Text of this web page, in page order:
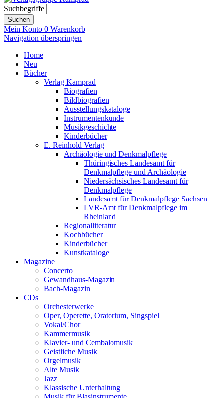
Suchbegriffe
Suchen
Mein Konto 0 Warenkorb
Navigation überspringen
Home
Neu
Bücher
Verlag Kamprad
Biografien
Bildbiografien
Ausstellungskataloge
Instrumentenkunde
Musikgeschichte
Kinderbücher
E. Reinhold Verlag
Archäologie und Denkmalpflege
Thüringisches Landesamt für
Denkmalpflege und Archäologie
Niedersächsisches Landesamt für
Denkmalpflege
Landesamt für Denkmalpflege Sachsen
LVR-Amt für Denkmalpflege im
Rheinland
Regionalliteratur
Kochbücher
Kinderbücher
Kunstkataloge
Magazine
Concerto
Gewandhaus-Magazin
Bach-Magazin
CDs
Orchesterwerke
Oper, Operette, Oratorium, Singspiel
Vokal/Chor
Kammermusik
Klavier- und Cembalomusik
Geistliche Musik
Orgelmusik
Alte Musik
Jazz
Klassische Unterhaltung
Musik für Blasinstrumente